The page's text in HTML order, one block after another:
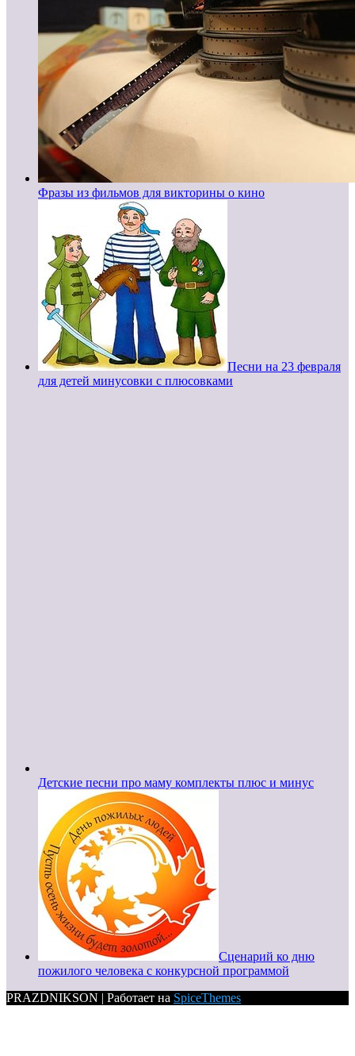
Фразы из фильмов для викторины о кино
Песни на 23 февраля
для детей минусовки с плюсовками
Детские песни про маму комплекты плюс и минус
Сценарий ко дню
пожилого человека с конкурсной программой
PRAZDNIKSON | Работает на SpiceThemes